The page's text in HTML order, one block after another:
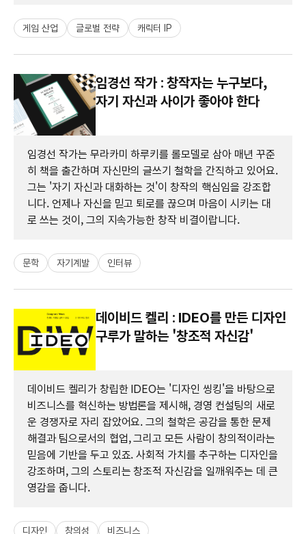
게임 산업 글로벌 전략 캐릭터 IP
임경선 작가 : 창작자는 누구보다,
자기 자신과 사이가 좋아야 한다
임경선 작가는 무라카미 하루키를 롤모델로 삼아 매년 꾸준
히 책을 출간하며 자신만의 글쓰기 철학을 간직하고 있어요.
그는 '자기 자신과 대화하는 것'이 창작의 핵심임을 강조합
니다. 언제나 자신을 믿고 퇴로를 끊으며 마음이 시키는 대
로 쓰는 것이, 그의 지속가능한 창작 비결이랍니다.
문학 자기계발 인터뷰
데이비드 켈리 : IDEO를 만든 디자인
구루가 말하는 '창조적 자신감'
데이비드 켈리가 창립한 IDEO는 '디자인 씽킹'을 바탕으로
비즈니스를 혁신하는 방법론을 제시해, 경영 컨설팅의 새로
운 경쟁자로 자리 잡았어요. 그의 철학은 공감을 통한 문제
해결과 팀으로서의 협업, 그리고 모든 사람이 창의적이라는
믿음에 기반을 두고 있죠. 사회적 가치를 추구하는 디자인을
강조하며, 그의 스토리는 창조적 자신감을 일깨워주는 데 큰
영감을 줍니다.
디자인 창의성 비즈니스